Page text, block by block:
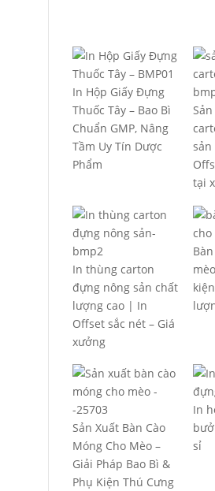
In Hộp Giấy Đựng
Thuốc Tây – Bao Bì
Chuẩn GMP, Nâng
Tầm Uy Tín Dược
Phẩm
tại
In thùng carton
đựng nông sản chất
lượng cao | In
Offset sắc nét – Giá
xưởng
Sản Xuất Bàn Cào
Móng Cho Mèo –
Giải Pháp Bao Bì &
Phụ Kiện Thú Cưng
In
sỉ